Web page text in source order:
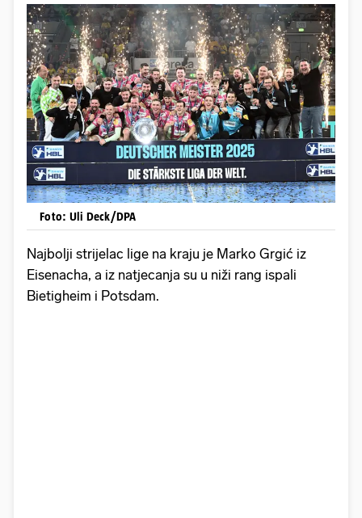
Foto: Uli Deck/DPA
Najbolji strijelac lige na kraju je Marko Grgić iz
Eisenacha, a iz natjecanja su u niži rang ispali
Bietigheim i Potsdam.